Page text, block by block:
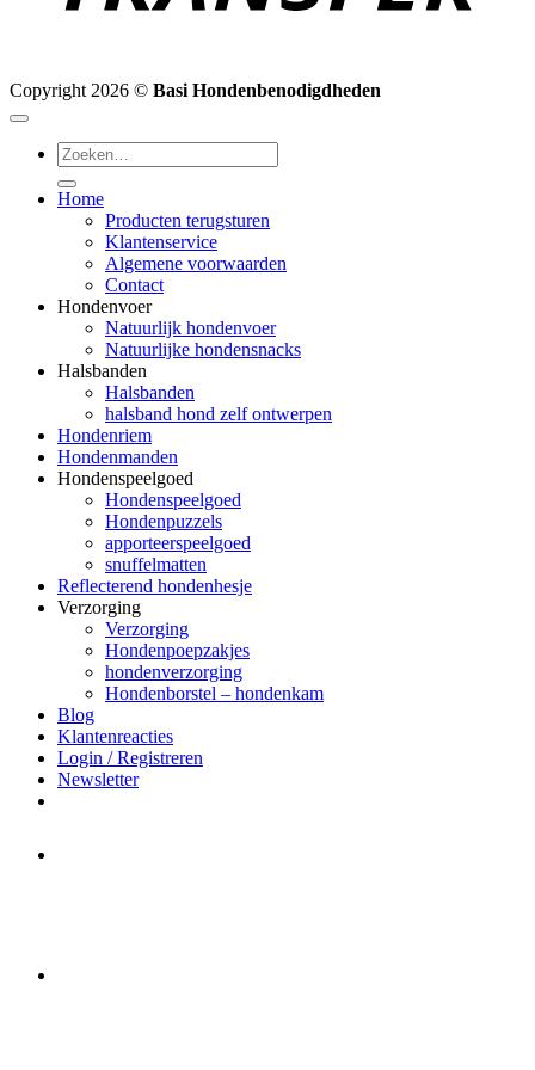
Copyright 2026 © Basi Hondenbenodigdheden
Zoeken
naar:
Home
Producten terugsturen
Klantenservice
Algemene voorwaarden
Contact
Hondenvoer
Natuurlijk hondenvoer
Natuurlijke hondensnacks
Halsbanden
Halsbanden
halsband hond zelf ontwerpen
Hondenriem
Hondenmanden
Hondenspeelgoed
Hondenspeelgoed
Hondenpuzzels
apporteerspeelgoed
snuffelmatten
Reflecterend hondenhesje
Verzorging
Verzorging
Hondenpoepzakjes
hondenverzorging
Hondenborstel – hondenkam
Blog
Klantenreacties
Login / Registreren
Newsletter